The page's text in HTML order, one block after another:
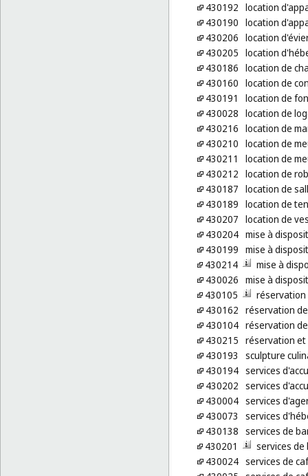
430192 location
430190 location
430206 location
430205 location
430186 location de
430160 location de
430191
location de
430028 location de
430216 location de
430210 location de
430211
location de
430212 location de
430187 location de
430189 location de
430207 location de
430204 mise à
430199 mise à
430214
mise à
430026 mise à
430105
430162 réservation
430104 réservation
430215 réservation et
430193
sculpture
430194 services
430202 services
430004 services
430073
services
430138 services de
430201
services de
430024 services de